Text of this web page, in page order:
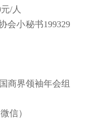
/人
会小秘书199329
商界领袖年会组
信）